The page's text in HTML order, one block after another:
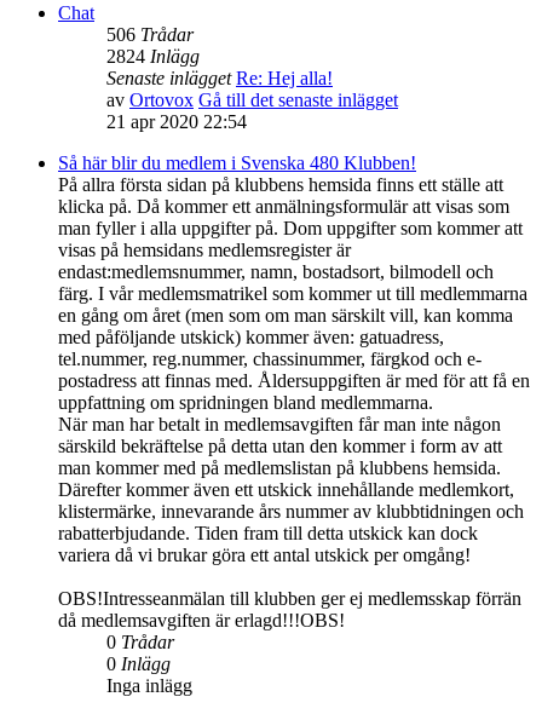
Chat
506 Trådar
2824 Inlägg
Senaste inlägget Re: Hej alla!
av Ortovox Gå till det senaste inlägget
21 apr 2020 22:54
Så här blir du medlem i Svenska 480 Klubben!
På allra första sidan på klubbens hemsida finns ett ställe att
klicka på. Då kommer ett anmälningsformulär att visas som
man fyller i alla uppgifter på. Dom uppgifter som kommer att
visas på hemsidans medlemsregister är
endast:medlemsnummer, namn, bostadsort, bilmodell och
färg. I vår medlemsmatrikel som kommer ut till medlemmarna
en gång om året (men som om man särskilt vill, kan komma
med påföljande utskick) kommer även: gatuadress,
tel.nummer, reg.nummer, chassinummer, färgkod och e-
postadress att finnas med. Åldersuppgiften är med för att få en
uppfattning om spridningen bland medlemmarna.
När man har betalt in medlemsavgiften får man inte någon
särskild bekräftelse på detta utan den kommer i form av att
man kommer med på medlemslistan på klubbens hemsida.
Därefter kommer även ett utskick innehållande medlemkort,
klistermärke, innevarande års nummer av klubbtidningen och
rabatterbjudande. Tiden fram till detta utskick kan dock
variera då vi brukar göra ett antal utskick per omgång!
OBS!Intresseanmälan till klubben ger ej medlemsskap förrän
då medlemsavgiften är erlagd!!!OBS!
0 Trådar
0 Inlägg
Inga inlägg